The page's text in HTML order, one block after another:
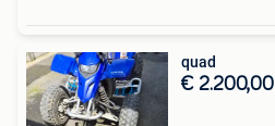
quad
€ 2.200,00